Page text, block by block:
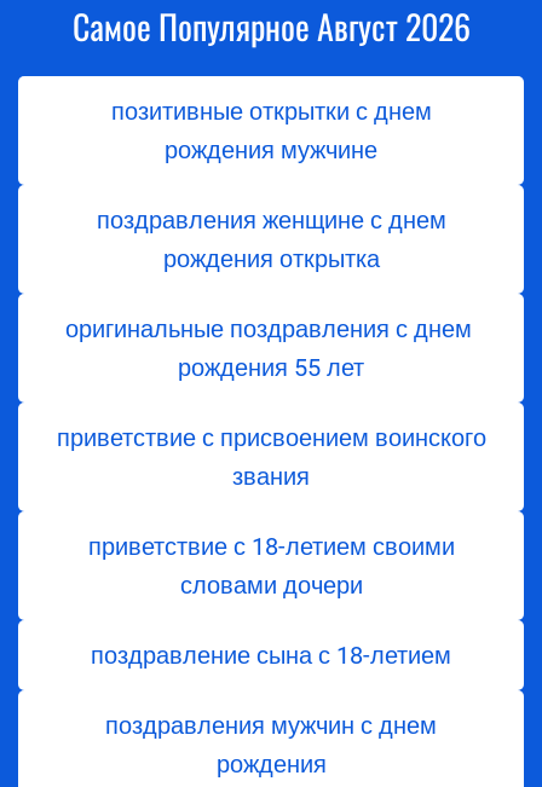
Самое Популярное Август 2026
позитивные открытки с днем
рождения мужчине
поздравления женщине с днем
рождения открытка
оригинальные поздравления с днем ​​
рождения 55 лет
приветствие с присвоением воинского
звания
приветствие с 18-летием своими
словами дочери
поздравление сына с 18-летием
поздравления мужчин с днем
рождения